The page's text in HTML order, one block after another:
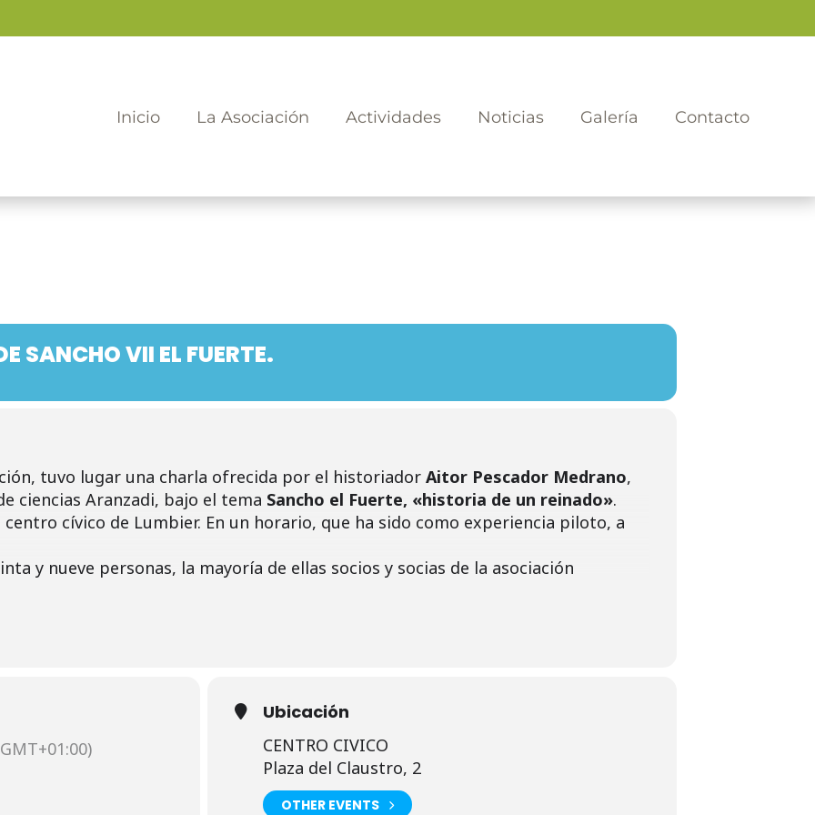
Inicio La Asociación Actividades Noticias Galería Contacto
SANCHO VII EL FUERTE.
tuvo lugar una charla ofrecida por el historiadorAitor Pescador Medrano,
ciencias Aranzadi, bajo el tema Sancho el Fuerte, «historia de un reinado».
cívico de Lumbier. En un horario, que ha sido como experiencia piloto, a
y nueve personas, la mayoría de ellas socios y socias de la asociación
y 19 hombres.
muy amena y se participó activamente en el coloquio final.
contento con el horario establecido.
Ubicación
CENTRO CIVICO
Plaza del Claustro, 2
OTHER EVENTS